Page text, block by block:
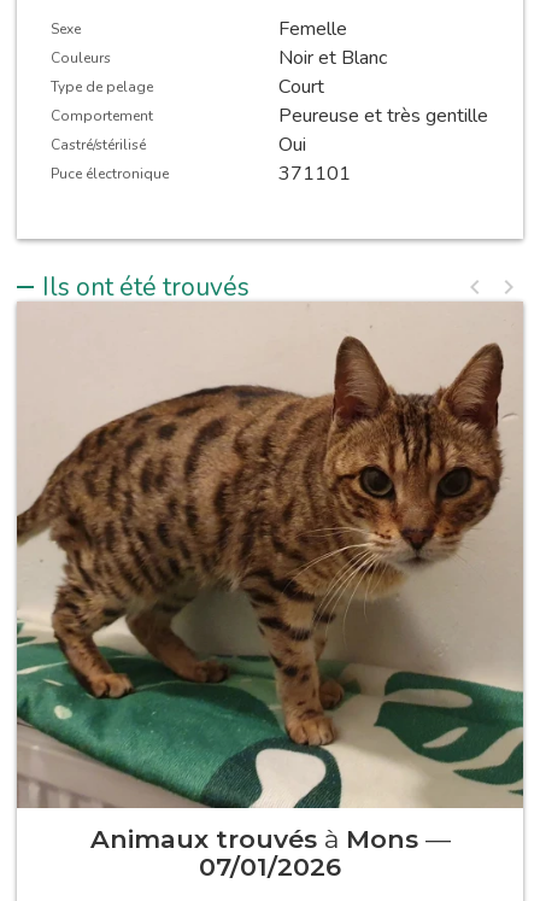
Sexe Femelle
Couleurs Noir et Blanc
Type de pelage Court
Comportement Peureuse et très gentille
Castré/stérilisé Oui
Puce électronique 371101
Ils ont été trouvés
Animaux trouvésà Mons—
07/01/2026